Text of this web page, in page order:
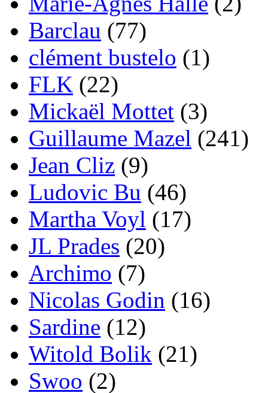
Barclau (77)
clément bustelo (1)
FLK (22)
Mickaël Mottet (3)
Guillaume Mazel (241)
Jean Cliz (9)
Ludovic Bu (46)
Martha Voyl (17)
JL Prades (20)
Archimo (7)
Nicolas Godin (16)
Sardine (12)
Witold Bolik (21)
Swoo (2)